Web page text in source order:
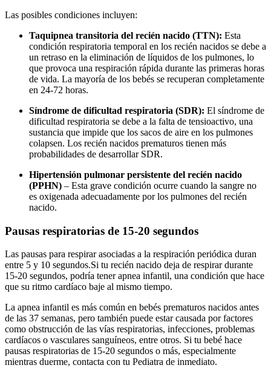
Las posibles condiciones incluyen:
Taquipnea transitoria del recién nacido (TTN): Esta
condición respiratoria temporal en los recién nacidos se debe a
un retraso en la eliminación de líquidos de los pulmones, lo
que provoca una respiración rápida durante las primeras horas
de vida. La mayoría de los bebés se recuperan completamente
en 24-72 horas.
Síndrome de dificultad respiratoria (SDR): El síndrome de
dificultad respiratoria se debe a la falta de tensioactivo, una
sustancia que impide que los sacos de aire en los pulmones
colapsen. Los recién nacidos prematuros tienen más
probabilidades de desarrollar SDR.
Hipertensión pulmonar persistente del recién nacido
(PPHN) – Esta grave condición ocurre cuando la sangre no
es oxigenada adecuadamente por los pulmones del recién
nacido.
Pausas respiratorias de 15-20 segundos
Las pausas para respirar asociadas a la respiración periódica duran
entre 5 y 10 segundos.Si tu recién nacido deja de respirar durante
15-20 segundos, podría tener apnea infantil, una condición que hace
que su ritmo cardíaco baje al mismo tiempo.
La apnea infantil es más común en bebés prematuros nacidos antes
de las 37 semanas, pero también puede estar causada por factores
como obstrucción de las vías respiratorias, infecciones, problemas
cardíacos o vasculares sanguíneos, entre otros. Si tu bebé hace
pausas respiratorias de 15-20 segundos o más, especialmente
mientras duerme, contacta con tu Pediatra de inmediato.